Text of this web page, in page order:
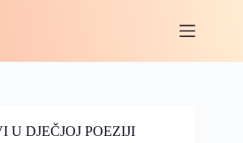
U DJEČJOJ POEZIJI